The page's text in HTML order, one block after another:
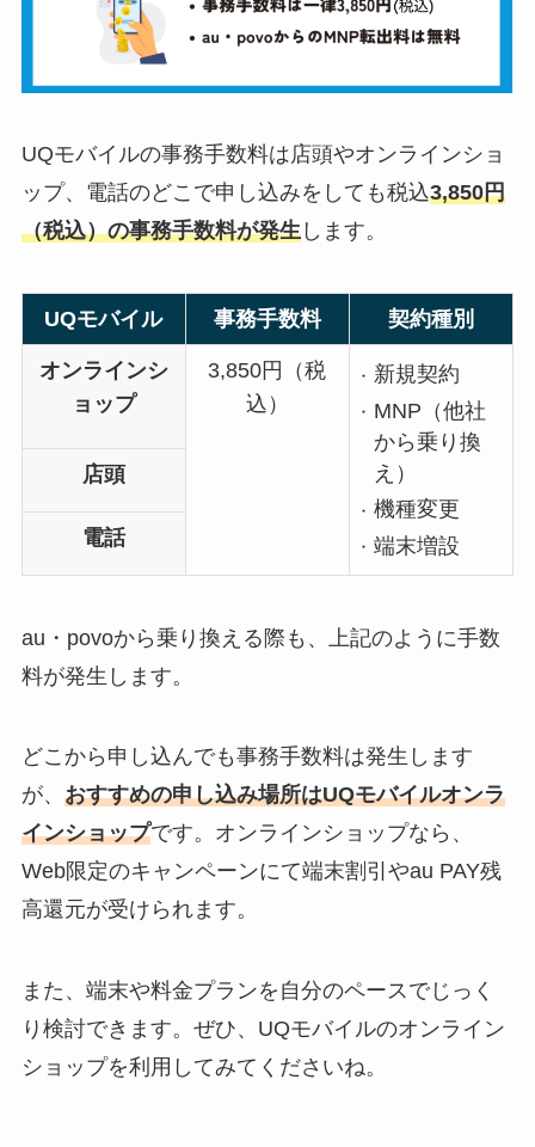
UQモバイルの事務手数料は店頭やオンラインショ
ップ、電話のどこで申し込みをしても税込3,850円
（税込）の事務手数料が発生します。
UQモバイル 事務手数料 契約種別
オンラインシ
ョップ
3,850円（税
込）
新規契約
MNP（他社
から乗り換
え）
機種変更
端末増設
店頭
電話
au・povoから乗り換える際も、上記のように手数
料が発生します。
どこから申し込んでも事務手数料は発生します
が、 おすすめの申し込み場所はUQモバイルオンラ
インショップです。オンラインショップなら、
Web限定のキャンペーンにて端末割引やau PAY残
高還元が受けられます。
また、端末や料金プランを自分のペースでじっく
り検討できます。ぜひ、UQモバイルのオンライン
ショップを利用してみてくださいね。